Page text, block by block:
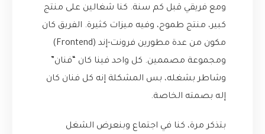
ومع فريقي قبل كم سنة. كنا شغالين على منتج
كبير، منتج طموح، وفيه ميزات كثيرة. الفريق كان
مكون من عدة مطورين فرونت-إند (Frontend)
ومجموعة مصممين. كل واحد فينا كان “فنان”
وشاطر بشغله، بس المشكلة إنه كل فنان كان
إله بصمته الخاصة.
بتذكر مرة، كنا في اجتماع وبنعرض الشغل